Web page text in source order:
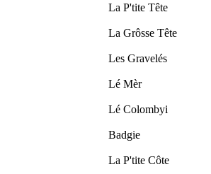
La P'tite Tête
La Grôsse Tête
Les Gravelés
Lé Mèr
Lé Colombyi
Badgie
La P'tite Côte